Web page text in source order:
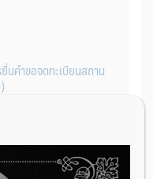
นคำขอจดทะเบียนสถาน